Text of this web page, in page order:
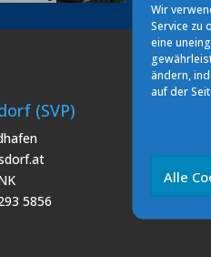
Wir
Service zu
eine
ändern,
auf der
Alle
(SVP)
5856